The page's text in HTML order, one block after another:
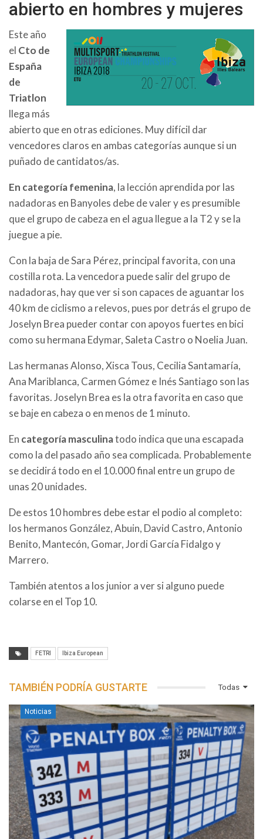
abierto en hombres y mujeres
Este año
el Cto de
España
de
Triatlon
llega más
abierto que en otras ediciones. Muy difícil dar
vencedores claros en ambas categorías aunque si un
puñado de cantidatos/as.
En categoría femenina, la lección aprendida por las
nadadoras en Banyoles debe de valer y es presumible
que el grupo de cabeza en el agua llegue a la T2 y se la
juegue a pie.
Con la baja de Sara Pérez, principal favorita, con una
costilla rota. La vencedora puede salir del grupo de
nadadoras, hay que ver si son capaces de aguantar los
40 km de ciclismo a relevos, pues por detrás el grupo de
Joselyn Brea pueder contar con apoyos fuertes en bici
como su hermana Edymar, Saleta Castro o Noelia Juan.
Las hermanas Alonso, Xisca Tous, Cecilia Santamaría,
Ana Mariblanca, Carmen Gómez e Inés Santiago son las
favoritas. Joselyn Brea es la otra favorita en caso que
se baje en cabeza o en menos de 1 minuto.
En categoría masculinatodo indica que una escapada
como la del pasado año sea complicada. Probablemente
se decidirá todo en el 10.000 final entre un grupo de
unas 20 unidades.
De estos 10 hombres debe estar el podio al completo:
los hermanos González, Abuin, David Castro, Antonio
Benito, Mantecón, Gomar, Jordi García Fidalgo y
Marrero.
También atentos a los junior a ver si alguno puede
colarse en el Top 10.
FETRI Ibiza European
Todas
TAMBIÉN PODRÍA GUSTARTE
Noticias